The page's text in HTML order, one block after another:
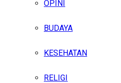
OPINI
BUDAYA
KESEHATAN
RELIGI